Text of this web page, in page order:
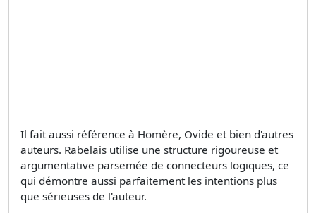
Il fait aussi référence à Homère, Ovide et bien d'autres
auteurs. Rabelais utilise une structure rigoureuse et
argumentative parsemée de connecteurs logiques, ce
qui démontre aussi parfaitement les intentions plus
que sérieuses de l'auteur.